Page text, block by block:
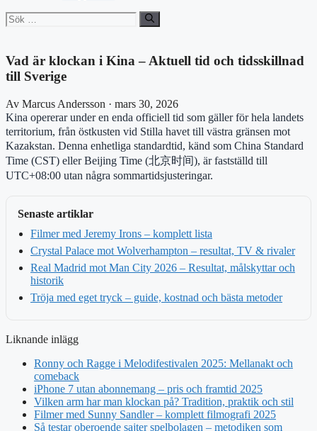
Sök
efter:
Vad är klockan i Kina – Aktuell tid och tidsskillnad
till Sverige
Av Marcus Andersson · mars 30, 2026
Kina opererar under en enda officiell tid som gäller för hela landets
territorium, från östkusten vid Stilla havet till västra gränsen mot
Kazakstan. Denna enhetliga standardtid, känd som China Standard
Time (CST) eller Beijing Time (北京时间), är fastställd till
UTC+08:00 utan några sommartidsjusteringar.
Senaste artiklar
Filmer med Jeremy Irons – komplett lista
Crystal Palace mot Wolverhampton – resultat, TV & rivaler
Real Madrid mot Man City 2026 – Resultat, målskyttar och
historik
Tröja med eget tryck – guide, kostnad och bästa metoder
Liknande inlägg
Ronny och Ragge i Melodifestivalen 2025: Mellanakt och
comeback
iPhone 7 utan abonnemang – pris och framtid 2025
Vilken arm har man klockan på? Tradition, praktik och stil
Filmer med Sunny Sandler – komplett filmografi 2025
Så testar oberoende sajter spelbolagen – metodiken som